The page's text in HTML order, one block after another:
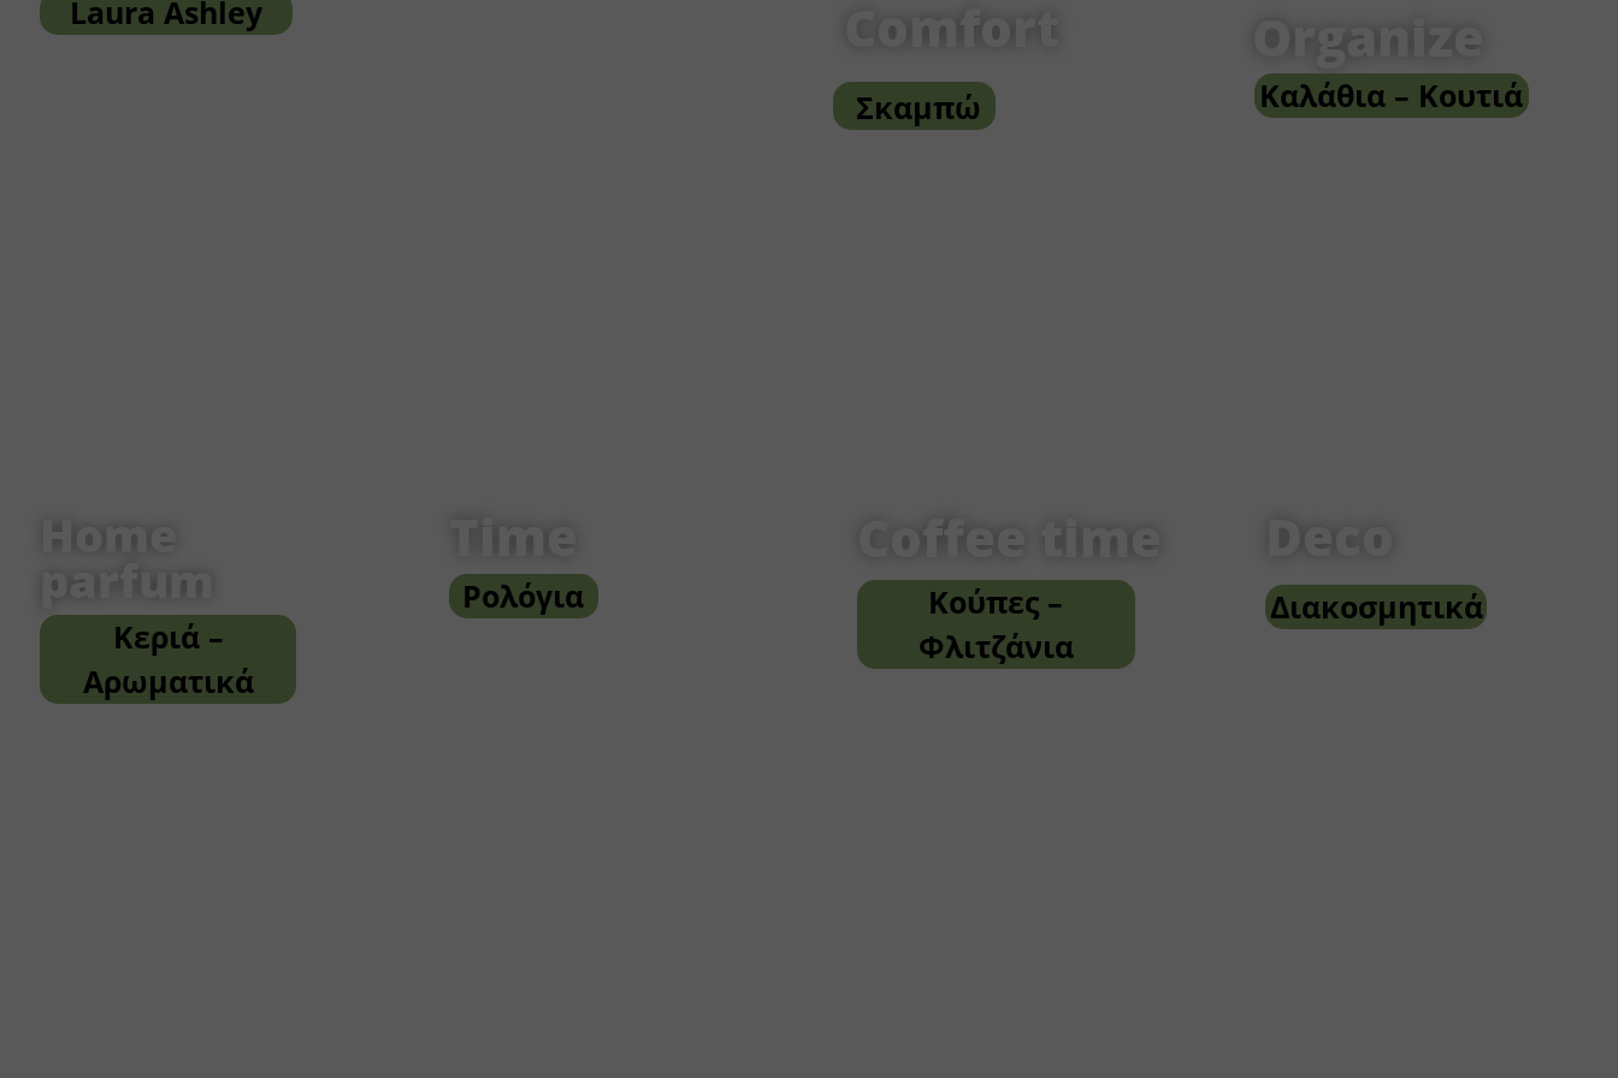
Laura Ashley
Σκαμπώ
Organize
Καλάθια – Κουτιά
Home
parfum
Κεριά –
Αρωματικά
Ρολόγια
Coffee time
Κούπες –
Φλιτζάνια
Διακοσμητικά